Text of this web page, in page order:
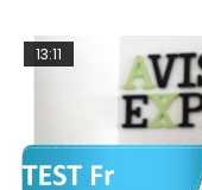
13:11